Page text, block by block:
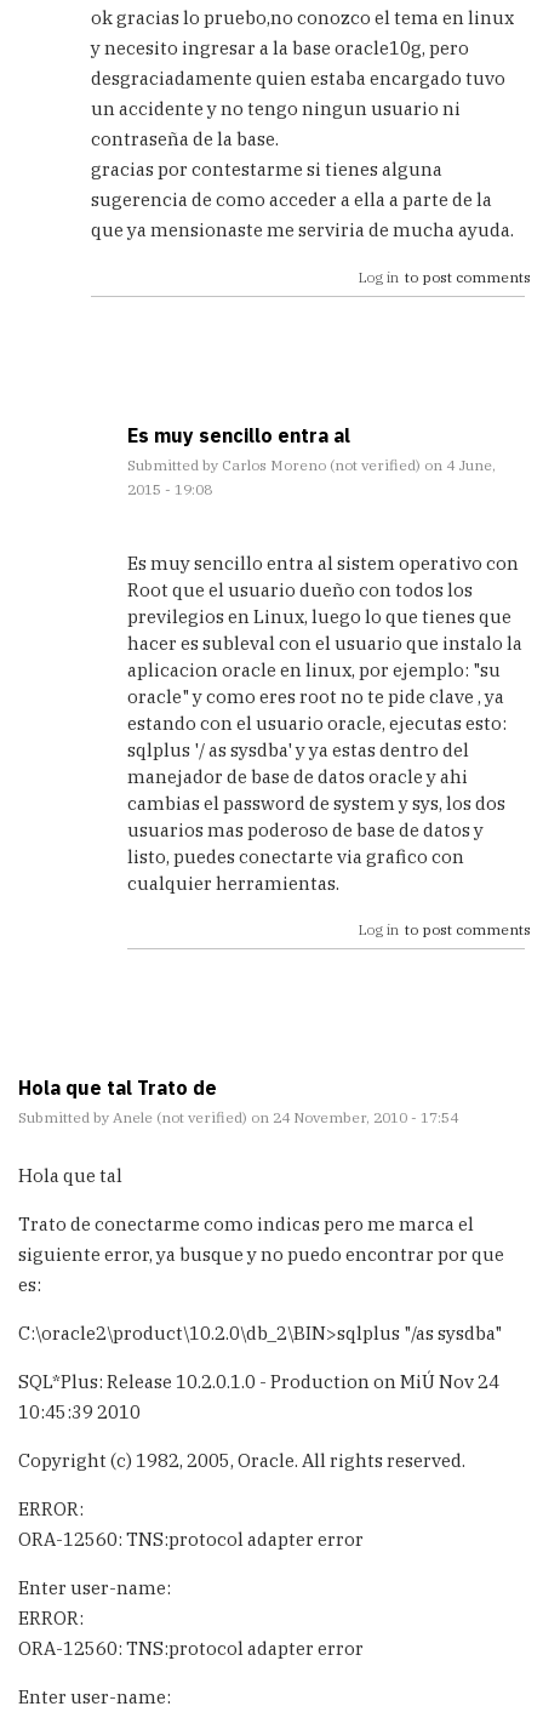
reply
No
sé
si
bien,
no
by
ok gracias lo pruebo,no conozco el tema en linux
y necesito ingresar a la base oracle10g, pero
desgraciadamente quien estaba encargado tuvo
un accidente y no tengo ningun usuario ni
contraseña de la base.
gracias por contestarme si tienes alguna
sugerencia de como acceder a ella a parte de la
que ya mensionaste me serviria de mucha ayuda.
Log in to post comments
Es muy sencillo entra al
Submitted by Carlos Moreno (not verified) on 4 June,
2015 - 19:08
reply
to
gracias
lo
pruebo,no
by
Anonimo
(not
verified)
Es muy sencillo entra al sistem operativo con
Root que el usuario dueño con todos los
previlegios en Linux, luego lo que tienes que
hacer es subleval con el usuario que instalo la
aplicacion oracle en linux, por ejemplo: "su
oracle" y como eres root no te pide clave , ya
estando con el usuario oracle, ejecutas esto:
sqlplus '/ as sysdba' y ya estas dentro del
manejador de base de datos oracle y ahi
cambias el password de system y sys, los dos
usuarios mas poderoso de base de datos y
listo, puedes conectarte via grafico con
cualquier herramientas.
Log in to post comments
Hola que tal Trato de
Submitted by Anele (not verified) on 24 November, 2010 - 17:54
Hola que tal
Trato de conectarme como indicas pero me marca el
siguiente error, ya busque y no puedo encontrar por que
es:
C:\oracle2\product\10.2.0\db_2\BIN>sqlplus "/as sysdba"
SQL*Plus: Release 10.2.0.1.0 - Production on MiÚ Nov 24
10:45:39 2010
Copyright (c) 1982, 2005, Oracle. All rights reserved.
ERROR:
ORA-12560: TNS:protocol adapter error
Enter user-name:
ERROR:
ORA-12560: TNS:protocol adapter error
Enter user-name: